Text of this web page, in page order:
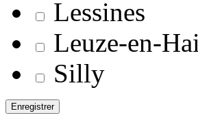
Lessines
Leuze-en-
Silly